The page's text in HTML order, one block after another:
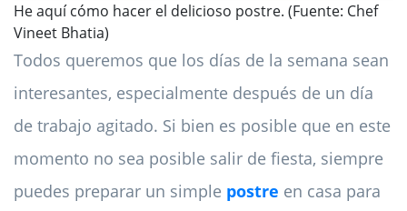
He aquí cómo hacer el delicioso postre. (Fuente: Chef
Vineet Bhatia)
Todos queremos que los días de la semana sean
interesantes, especialmente después de un día
de trabajo agitado. Si bien es posible que en este
momento no sea posible salir de fiesta, siempre
puedes preparar un simple postre en casa para